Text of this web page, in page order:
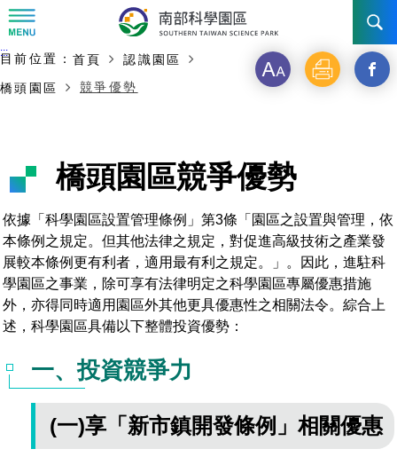
訊息公告
新聞資料專區
徵才公告
招標資訊
園區電子看板專區
發展沿革
大事紀
局長小檔案
局長電子信箱
機關組織
組織法
組織架構
組織職掌
管理局位置
施政主軸
年度工作展望
國家科學及技術委員會重大政策
廉政園地
工作職掌與聯絡管道
廉政反貪、防貪專區
獲獎記錄
檔案應用專區
認識園區
簡介
競爭優勢
土地規劃
水電供應
園區土地廠房宿舍出租資訊
高雄園區
簡介
競爭優勢
土地規劃
水電供應
橋頭園區
簡介
競爭優勢
土地規劃
新設園區
交通資訊
機構及廠商名錄
廠商服務
申請流程及表單
申辦案件處理時限
投資業務
園區事業管理費
土地及廠房租賃
科學園區廠商服務網
園區課程及獎補助計畫
主要內容開始
:::
目前位置： 首頁
認識園區
橋頭園區
競爭優勢
字 列 另
視
窗
_
分
橋頭園區競爭優勢
依據「科學園區設置管理條例」第3條「園區之設置與管理，依
本條例之規定。但其他法律之規定，對促進高級技術之產業發
展較本條例更有利者，適用最有利之規定。」。因此，進駐科
學園區之事業，除可享有法律明定之科學園區專屬優惠措施
外，亦得同時適用園區外其他更具優惠性之相關法令。綜合上
述，科學園區具備以下整體投資優勢：
一、投資競爭力
(一)享「新市鎮開發條例」相關優惠